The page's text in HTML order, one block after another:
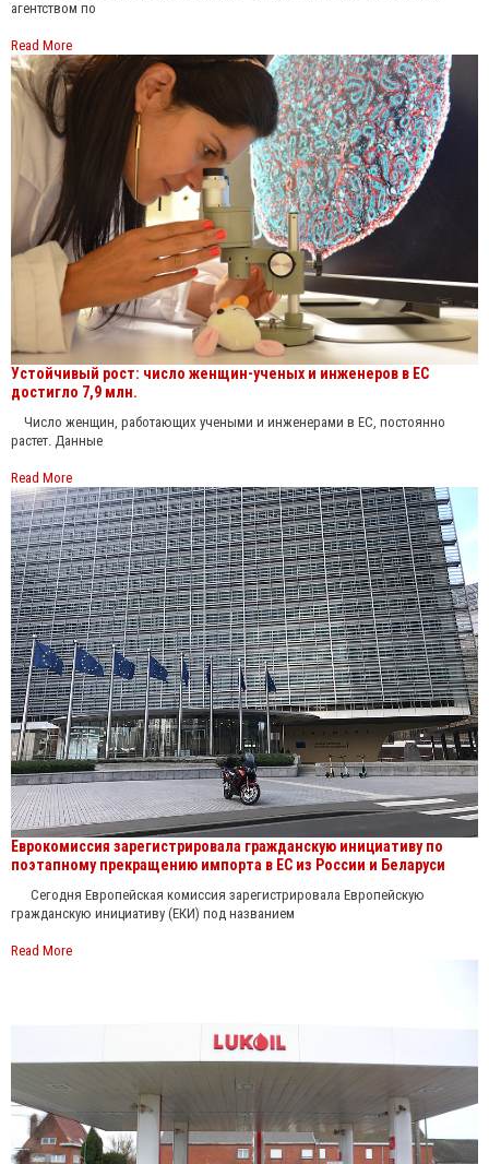
агентством по
Read More
Устойчивый рост: число женщин-ученых и инженеров в ЕС
достигло 7,9 млн.
Число женщин, работающих учеными и инженерами в ЕС, постоянно
растет. Данные
Read More
Еврокомиссия зарегистрировала гражданскую инициативу по
поэтапному прекращению импорта в ЕС из России и Беларуси
Сегодня Европейская комиссия зарегистрировала Европейскую
гражданскую инициативу (ЕКИ) под названием
Read More